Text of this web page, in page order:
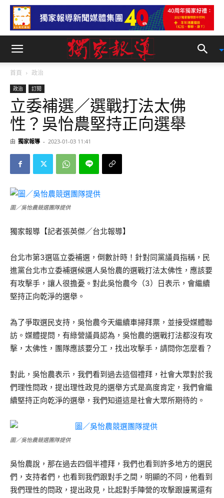
首頁 政治
政治 訂閱
立委補選／選戰打法太佛
性？吳怡農堅持正向選舉
由 獨家報導 - 2023-01-03 11:41
圖／吳怡農競選團隊提供
獨家報導【記者張英傑／台北報導】
台北市第3選區立委補選，倒數計時！針對同黨議員指稱，民
進黨台北市立委補選候選人吳怡農的選戰打法太佛性，應該要
有攻擊手，讓人很擔憂。對此吳怡農今（3）日表示，會繼續
堅持正向乾淨的選舉。
為了爭取選民支持，吳怡農今天繼續車掃拜票，並接受媒體聯
訪。媒體提問，有綠營議員認為，吳怡農的選戰打法都沒有攻
擊，太佛性，團隊應該要分工，找出攻擊手，請問你怎麼看？
對此，吳怡農表示，我們看到過去這個禮拜，社會大眾對於我
們理性問政，提出理性政見的選舉方式是高度肯定，我們會繼
續堅持正向乾淨的選舉，我們知道這是社會大眾所期待的。
圖／吳怡農競選團隊提供
吳怡農說，那在過去四個半禮拜，我們也看到許多地方的選民
們，支持者們，也看到我們跟對手之間，明顯的不同，他看到
我們理性的問政，提出政見，比起對手陣營的攻擊跟謾罵還有